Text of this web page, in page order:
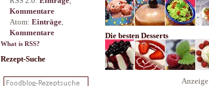
Kommentare
Atom: Einträge,
Kommentare
What is RSS?
Rezept-Suche
Die besten Desserts
Anzeige